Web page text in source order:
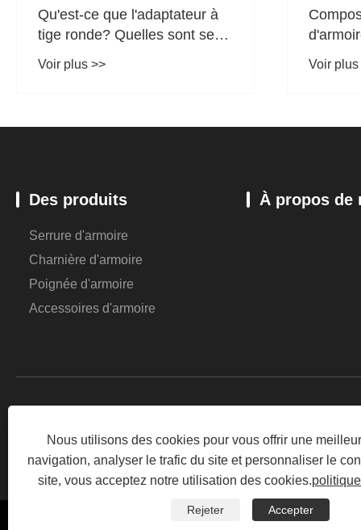
Composants des charnières
d'armoire
Voir plus >>
pour la
et de
Voir plus
Des produits
Serrure d'armoire
Charnière d'armoire
Poignée d'armoire
Accessoires d'armoire
À propos de
Copyright © 2024 Yueqing Cofiy Hardware Co., Ltd. Tous
Nous utilisons des cookies pour vous offrir une
navigation, analyser le trafic du site et personnaliser le
site, vous acceptez notre utilisation des cookies.
Rejeter Accepter